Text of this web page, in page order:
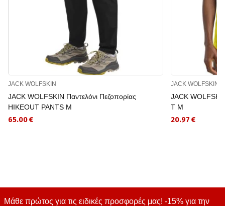
JACK WOLFSKIN
JACK WOLFSKIN Παντελόνι Πεζοπορίας
HIKEOUT PANTS M
65.00 €
JACK WOLFSKIN
JACK
T M
20.97 €
Μάθε πρώτος για τις ειδικές προσφορές μας! -15% για την